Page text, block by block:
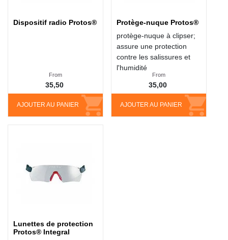
Dispositif radio Protos®
AJOUTER AU PANIER
From
35,50
Protège-nuque Protos®
protège-nuque à clipser;
assure une protection
contre les salissures et
l'humidité
AJOUTER AU PANIER
From
35,00
Lunettes de protection
Protos® Integral